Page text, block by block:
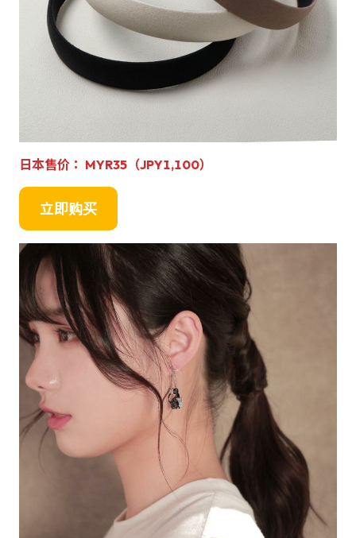
日本售价： MYR35（JPY1,100）
立即购买